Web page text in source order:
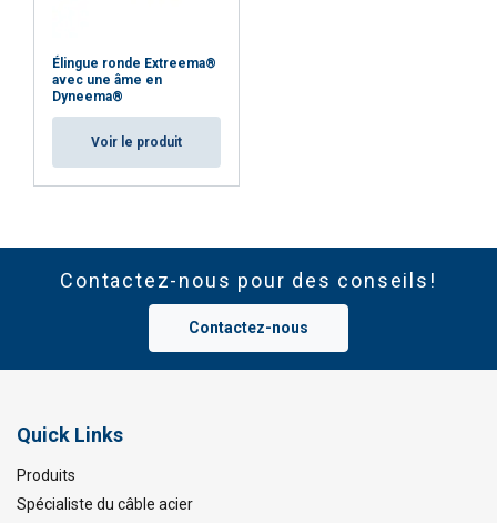
Élingue ronde Extreema®
avec une âme en
Dyneema®
Voir le produit
Contactez-nous pour des conseils!
Contactez-nous
Quick Links
Produits
Spécialiste du câble acier